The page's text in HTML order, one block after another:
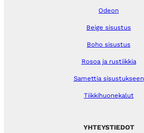
YHTEYSTIEDOT
Odeon
Beige sisustus
Boho sisustus
Rosoa ja rustiikkia
Samettia sisustukseen
Tiikkihuonekalut